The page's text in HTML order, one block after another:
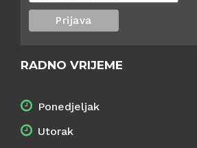
RADNO VRIJEME
Ponedjeljak
Utorak